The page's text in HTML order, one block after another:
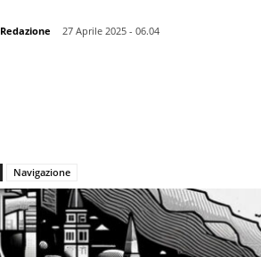
Redazione
27 Aprile 2025 - 06.04
Navigazione